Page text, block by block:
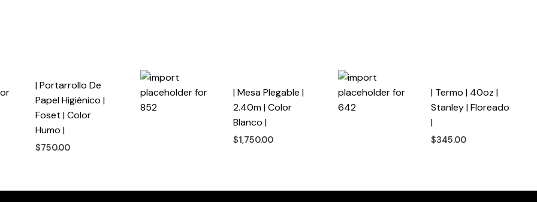
| Portarrollo De
Papel Higiénico |
Foset | Color
Humo |
$750.00
| Mesa Plegable |
2.40m | Color
Blanco |
$1,750.00
| Termo | 40oz |
Stanley | Floreado
|
$345.00